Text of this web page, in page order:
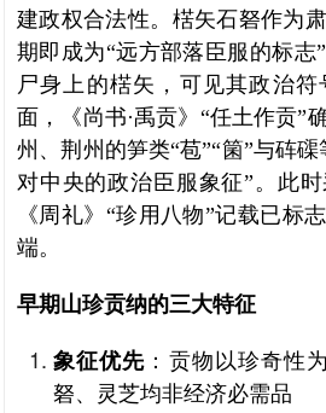
建政权合法性。楛矢石砮作为
期即成为“远方部落臣服的标志
尸身上的楛矢，可见其政治
面，《尚书·禹贡》“任土作贡”
州、荆州的笋类“苞”“箘”与砗
对中央的政治臣服象征”。此
《周礼》“珍用八物”记载已标
端。
早期山珍贡纳的三大特征
象征优先 ：贡物以珍奇性
砮、灵芝均非经济必需品